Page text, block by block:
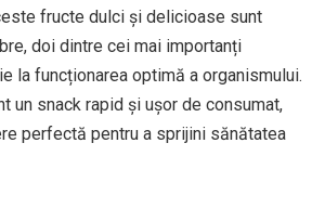
fructe dulci și delicioase sunt
doi dintre cei mai importanți
la funcționarea optimă a organismului.
un snack rapid și ușor de consumat,
perfectă pentru a sprijini sănătatea